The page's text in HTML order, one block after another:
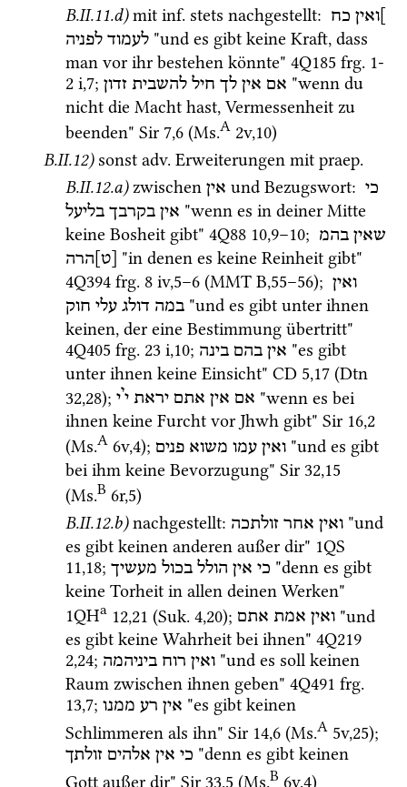
B.II.11.d)mit inf. stets nachgestellt: ]ואין כח
לעמוד לפניה
"und es gibt keine Kraft, dass
man vor ihr bestehen könnte" 4Q185 frg. 1-
2 i,7; אם אין לך חיל להשבית זדון
"wenn du
nicht die Macht hast, Vermessenheit zu
beenden" Sir 7,6 (Ms.A 2v,10)
B.II.12) sonst adv. Erweiterungen mit praep.
B.II.12.a)zwischen אין und Bezugswort: כי
אין בקרבך בליעל
"wenn es in deiner Mitte
keine Bosheit gibt" 4Q88 10,9–10; שאין בהמ
[ט]הרה
4Q394 frg. 8 iv,5–6 (MMT B,55–56); ואין
במה דולג עלי חוק
"und es gibt unter ihnen
4Q405 frg. 23 i,10; אין בהם בינה
"es gibt
unter ihnen keine Einsicht" CD 5,17 (Dtn
32,28); אם אין אתם יראת ייי
"wenn es bei
ihnen keine Furcht vor Jhwh gibt" Sir 16,2
(Ms.A 6v,4); ואין עמו משוא פנים
"und es gibt
bei ihm keine Bevorzugung" Sir 32,15
(Ms.B 6r,5)
B.II.12.b)nachgestellt: ואין אחר זולתכה
"und
es gibt keinen anderen außer dir" 1QS
11,18; כי אין הולל בכול מעשיך
"denn es gibt
1QHa 12,21 (Suk. 4,20); ואין אמת אתם
"und
es gibt keine Wahrheit bei ihnen" 4Q219
2,24; ואין רוח ביניהמה
"und es soll keinen
Raum zwischen ihnen geben" 4Q491 frg.
13,7; אין רע ממנו
"es gibt keinen
Schlimmeren als ihn" Sir 14,6 (Ms.A 5v,25)
כי אין אלהים זולתך
"denn es gibt keinen
Gott außer dir" Sir 33,5 (Ms.B 6v,4)